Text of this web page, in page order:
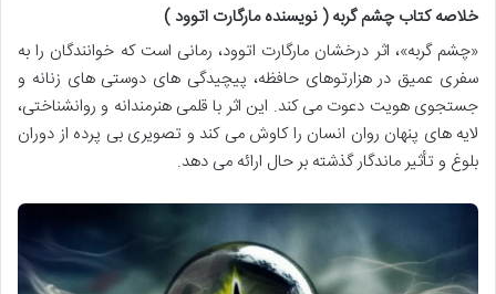
خلاصه کتاب چشم گربه ( نویسنده مارگارت اتوود )
«چشم گربه»، اثر درخشان مارگارت اتوود، رمانی است که خوانندگان را به
سفری عمیق در هزارتوهای حافظه، پیچیدگی های دوستی های زنانه و
جستجوی هویت دعوت می کند. این اثر با قلمی هنرمندانه و روانشناختی،
لایه های پنهان روان انسان را کاوش می کند و تصویری بی پرده از دوران
بلوغ و تأثیر ماندگار گذشته بر حال ارائه می دهد.